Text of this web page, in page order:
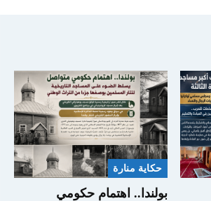
حكاية منارة
بولندا.. اهتمام حكومي